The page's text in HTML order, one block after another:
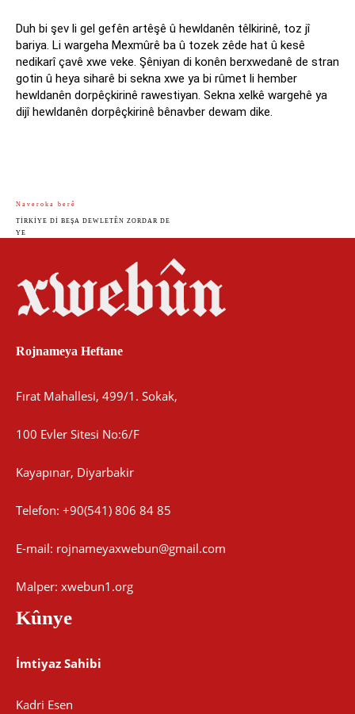
Duh bi şev li gel gefên artêşê û hewldanên têlkirinê, toz jî
bariya. Li wargeha Mexmûrê ba û tozek zêde hat û kesê
nedikarî çavê xwe veke. Şêniyan di konên berxwedanê de stran
gotin û heya siharê bi sekna xwe ya bi rûmet li hember
hewldanên dorpêçkirinê rawestiyan. Sekna xelkê wargehê ya
dijî hewldanên dorpêçkirinê bênavber dewam dike.
Naveroka berê
TIRKIYE DI BEŞA DEWLETÊN ZORDAR DE
YE
Rojnameya Heftane
Fırat Mahallesi, 499/1. Sokak,
100 Evler Sitesi No:6/F
Kayapınar, Diyarbakir
Telefon: +90(541) 806 84 85
E-mail: rojnameyaxwebun@gmail.com
Malper: xwebun1.org
Kûnye
İmtiyaz Sahibi
Kadri Esen